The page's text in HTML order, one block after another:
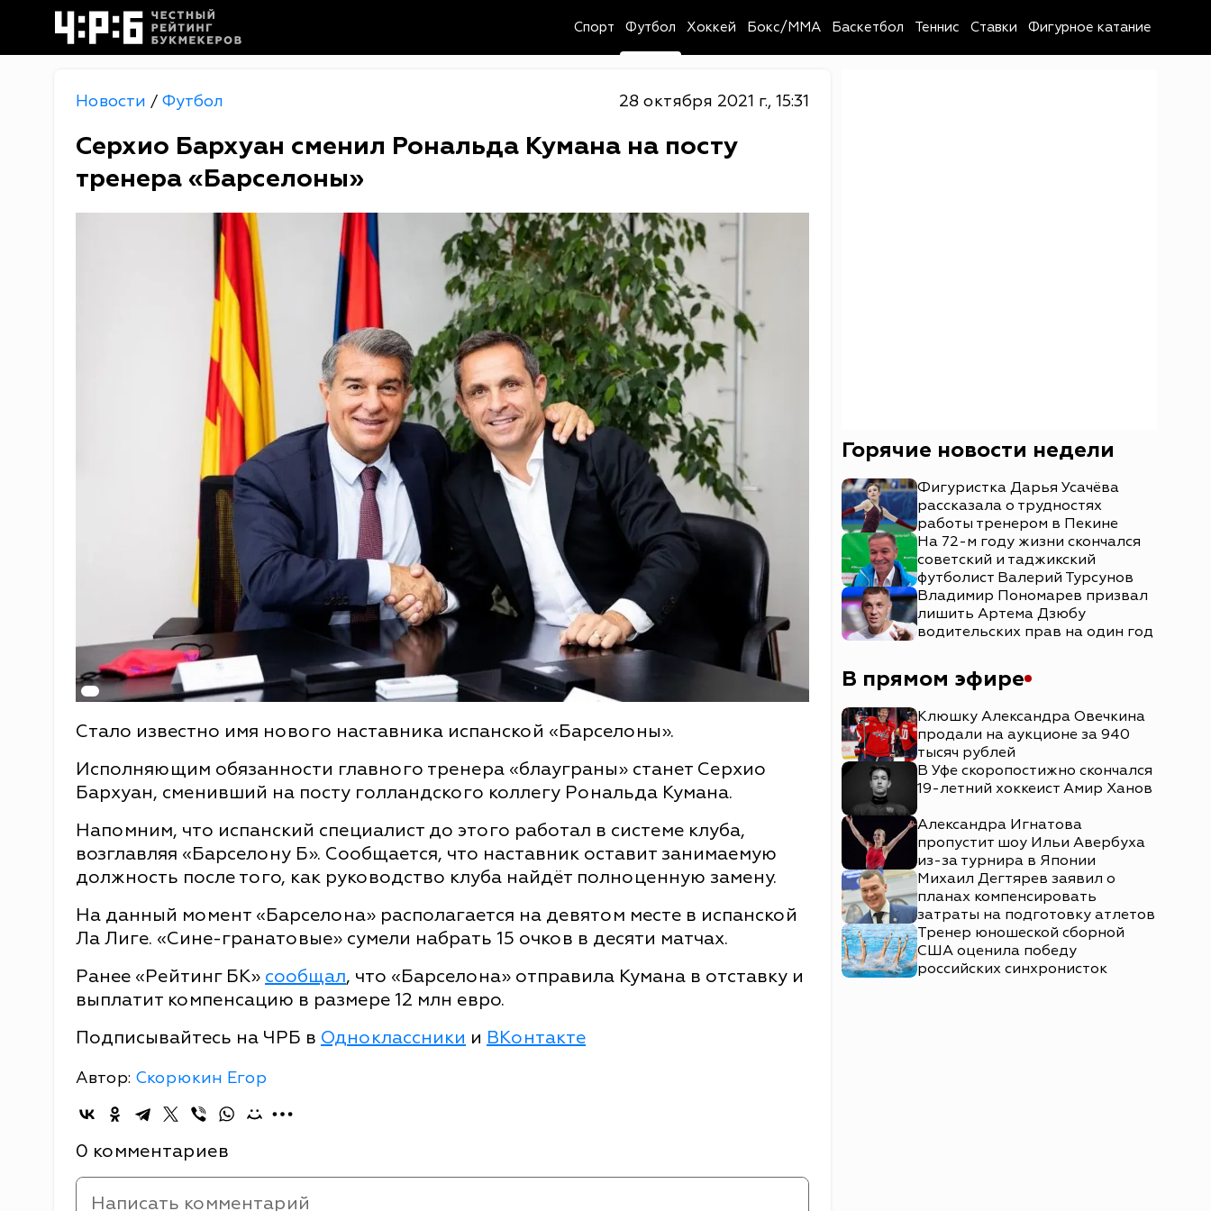
Спорт Футбол Хоккей Бокс/MMA Баскетбол Теннис Ставки Фигурное катание
Новости / Футбол 28 октября 2021 г., 15:31
Серхио Бархуан сменил Рональда Кумана на посту
тренера «Барселоны»
Стало известно имя нового наставника испанской «Барселоны».
Исполняющим обязанности главного тренера «блауграны» станет Серхио
Бархуан, сменивший на посту голландского коллегу Рональда Кумана.
Напомним, что испанский специалист до этого работал в системе клуба,
возглавляя «Барселону Б». Сообщается, что наставник оставит занимаемую
должность после того, как руководство клуба найдёт полноценную замену.
На данный момент «Барселона» располагается на девятом месте в испанской
Ла Лиге. «Сине-гранатовые» сумели набрать 15 очков в десяти матчах.
Ранее «Рейтинг БК» сообщал, что «Барселона» отправила Кумана в отставку и
выплатит компенсацию в размере 12 млн евро.
Подписывайтесь на ЧРБ в Одноклассники и ВКонтакте
Автор: Скорюкин Егор
0 комментариев
Горячие новости недели
Фигуристка Дарья Усачёва
рассказала о трудностях
работы тренером в Пекине
На 72-м году жизни скончался
советский и таджикский
футболист Валерий Турсунов
Владимир Пономарев призвал
лишить Артема Дзюбу
водительских прав на один год
В прямом эфире
Клюшку Александра Овечкина
продали на аукционе за 940
тысяч рублей
В Уфе скоропостижно скончался
19-летний хоккеист Амир Ханов
Александра Игнатова
пропустит шоу Ильи Авербуха
из-за турнира в Японии
Михаил Дегтярев заявил о
планах компенсировать
затраты на подготовку атлетов
Тренер юношеской сборной
США оценила победу
российских синхронисток